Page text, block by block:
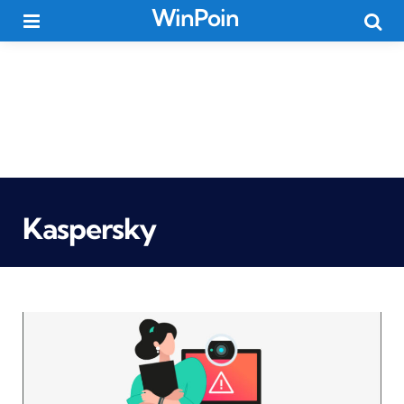
WinPoin
Kaspersky